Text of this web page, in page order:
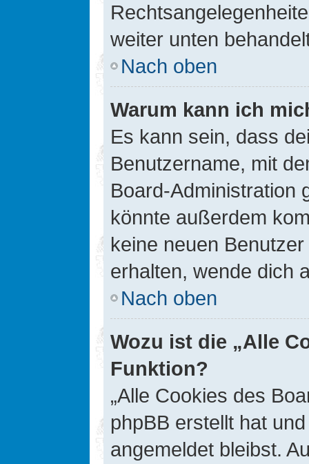
weiter unten
Nach oben
Warum kann ich
Es kann sein, dass
Benutzername, mit
Board-Administration
könnte außerdem
keine neuen
erhalten, wende dich
Nach oben
Wozu ist die „Alle
Funktion?
„Alle Cookies des
phpBB erstellt hat
angemeldet bleibst.